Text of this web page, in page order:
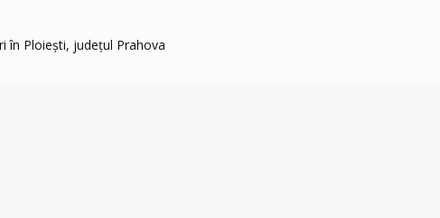
în Ploiești, județul Prahova